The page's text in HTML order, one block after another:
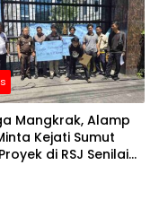
Nias
Mangkrak, Alamp
Kejati Sumut
di RSJ Senilai